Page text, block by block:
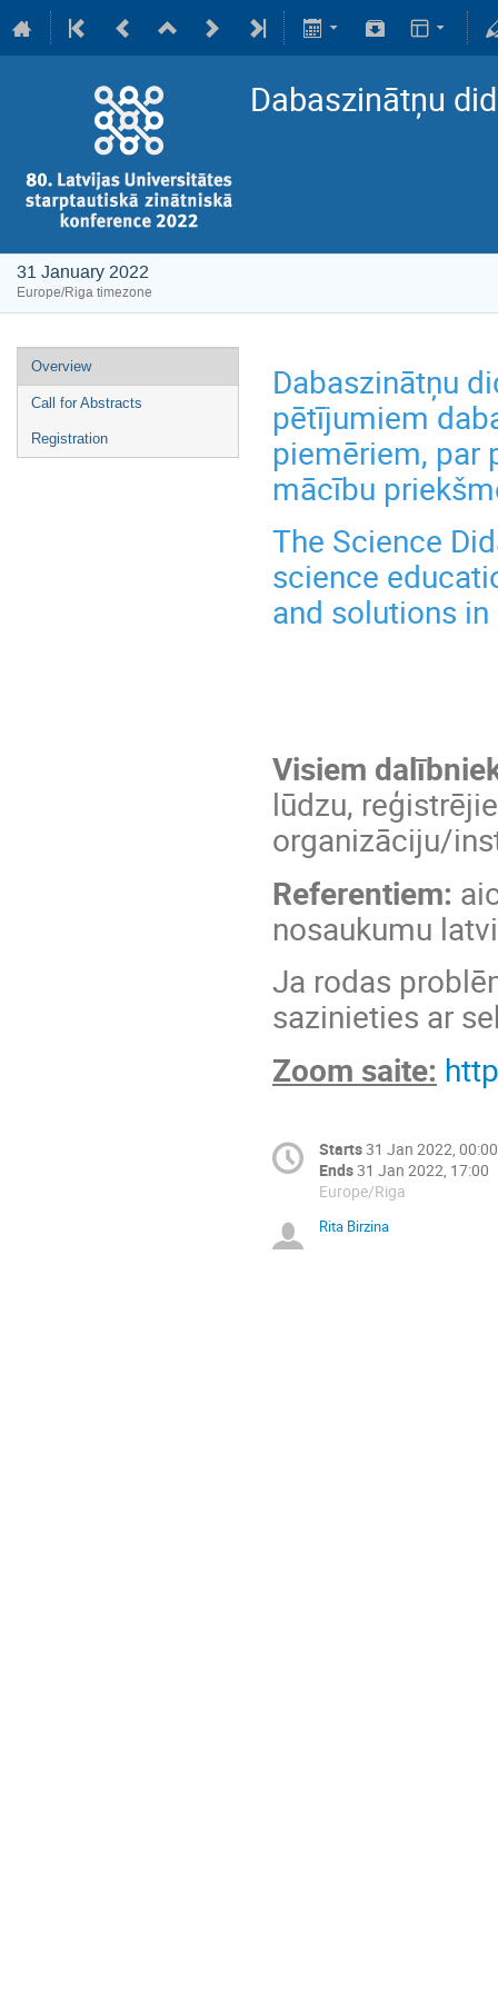
Dabaszinātņu
31 January 2022
Europe/Riga timezone
Overview
Call for Abstracts
Registration
Dabaszinātņu
pētījumiem
piemēriem, par
mācību
The Science
science
and solutions
Visiem
lūdzu,
organizāciju/
Referentiem:
nosaukumu
Ja rodas
sazinieties ar
Zoom saite:
Starts31 Jan 2022, 00:00
Ends31 Jan 2022, 17:00
Europe/Riga
Rita Birzina